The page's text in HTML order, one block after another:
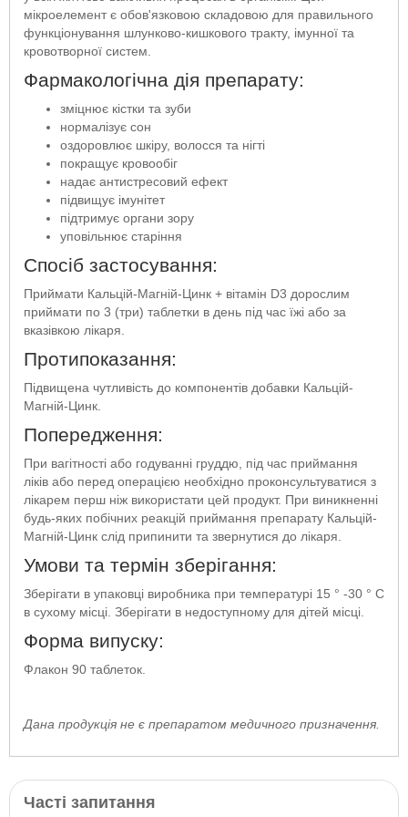
мікроелемент є обов'язковою складовою для правильного
функціонування шлунково-кишкового тракту, імунної та
кровотворної систем.
Фармакологічна дія препарату:
зміцнює кістки та зуби
нормалізує сон
оздоровлює шкіру, волосся та нігті
покращує кровообіг
надає антистресовий ефект
підвищує імунітет
підтримує органи зору
уповільнює старіння
Спосіб застосування:
Приймати Кальцій-Магній-Цинк + вітамін D3 дорослим
приймати по 3 (три) таблетки в день під час їжі або за
вказівкою лікаря.
Протипоказання:
Підвищена чутливість до компонентів добавки Кальцій-
Магній-Цинк.
Попередження:
При вагітності або годуванні груддю, під час приймання
ліків або перед операцією необхідно проконсультуватися з
лікарем перш ніж використати цей продукт. При виникненні
будь-яких побічних реакцій приймання препарату Кальцій-
Магній-Цинк слід припинити та звернутися до лікаря.
Умови та термін зберігання:
Зберігати в упаковці виробника при температурі 15 ° -30 ° С
в сухому місці. Зберігати в недоступному для дітей місці.
Форма випуску:
Флакон 90 таблеток.
Дана продукція не є препаратом медичного призначення.
Часті запитання